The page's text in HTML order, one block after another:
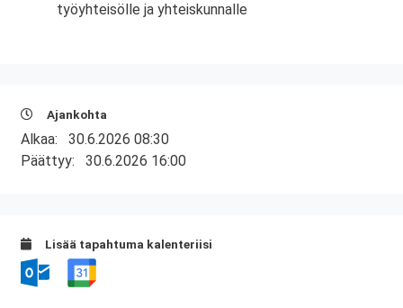
työyhteisölle ja yhteiskunnalle
Ajankohta
Alkaa: 30.6.2026 08:30
Päättyy: 30.6.2026 16:00
Lisää tapahtuma kalenteriisi